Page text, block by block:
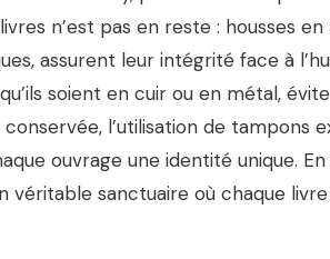
n’est pas en reste : housses en
assurent leur intégrité face à
soient en cuir ou en métal,
l’utilisation de tampons
ouvrage une identité unique.
sanctuaire où chaque